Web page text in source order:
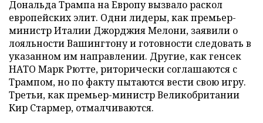
Дональда Трампа на Европу вызвало раскол
европейских элит. Одни лидеры, как премьер-
министр Италии Джорджия Мелони, заявили о
лояльности Вашингтону и готовности следовать в
указанном им направлении. Другие, как генсек
НАТО Марк Рютте, риторически соглашаются с
Трампом, но по факту пытаются вести свою игру.
Третьи, как премьер-министр Великобритании
Кир Стармер, отмалчиваются.